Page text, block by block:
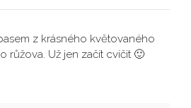
z krásného květovaného
růžova. Už jen začít cvičit 🙂